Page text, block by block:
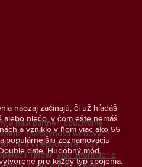
naozaj začínajú, či už hľadáš
niečo, v čom ešte nemáš
a vzniklo v ňom viac ako 55
zoznamovaciu
date, Hudobný mód,
pre každý typ spojenia.
a naši partneri používame
návštevnosti webových
a vylepšovanie našich
Tinder. Viac informácií o